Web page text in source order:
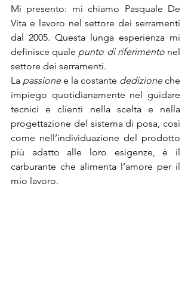
Mi presento: mi chiamo Pasquale De
Vita e lavoro nel settore dei serramenti
dal 2005. Questa lunga esperienza mi
definisce quale punto di riferimento nel
settore dei serramenti.
La passione e la costante dedizione che
impiego quotidianamente nel guidare
tecnici e clienti nella scelta e nella
progettazione del sistema di posa, così
come nell’individuazione del prodotto
più adatto alle loro esigenze, è il
carburante che alimenta l’amore per il
mio lavoro.